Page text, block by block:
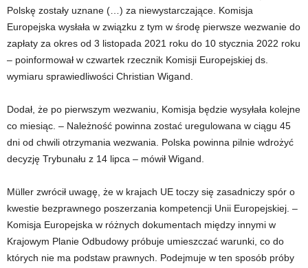
Polskę zostały uznane (…) za niewystarczające. Komisja
Europejska wysłała w związku z tym w środę pierwsze wezwanie do
zapłaty za okres od 3 listopada 2021 roku do 10 stycznia 2022 roku
– poinformował w czwartek rzecznik Komisji Europejskiej ds.
wymiaru sprawiedliwości Christian Wigand.
Dodał, że po pierwszym wezwaniu, Komisja będzie wysyłała kolejne
co miesiąc. – Należność powinna zostać uregulowana w ciągu 45
dni od chwili otrzymania wezwania. Polska powinna pilnie wdrożyć
decyzję Trybunału z 14 lipca – mówił Wigand.
Müller zwrócił uwagę, że w krajach UE toczy się zasadniczy spór o
kwestie bezprawnego poszerzania kompetencji Unii Europejskiej. –
Komisja Europejska w różnych dokumentach między innymi w
Krajowym Planie Odbudowy próbuje umieszczać warunki, co do
których nie ma podstaw prawnych. Podejmuje w ten sposób próby